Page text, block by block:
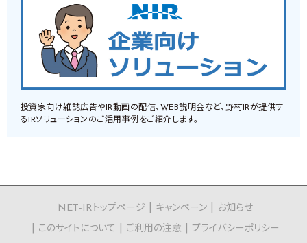
投資家向け雑誌広告やIR動画の配信、WEB説明会など、野村IRが提供す
るIRソリューションのご活用事例をご紹介します。
NET-IRトップページ キャンペーン
お知らせ
このサイトについて
ご利用の注意
プライバシーポリシー